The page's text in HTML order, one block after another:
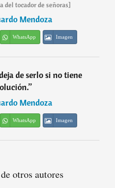
del tocador de señoras]
Mendoza
WhatsApp Imagen
de serlo si no tiene
”
Mendoza
WhatsApp Imagen
otros autores